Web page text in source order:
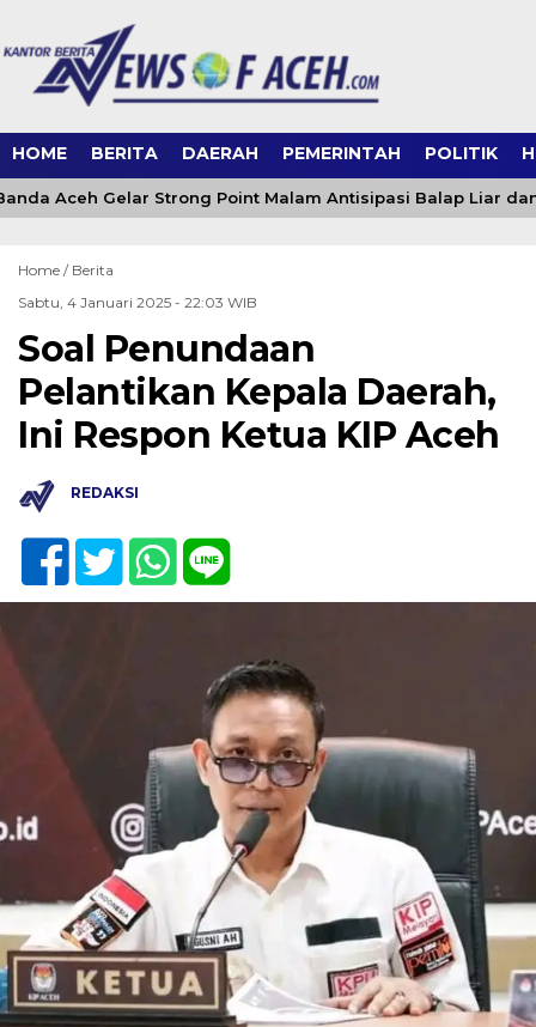
HOME BERITA DAERAH PEMERINTAH POLITIK
Aceh Gelar Strong Point Malam Antisipasi Balap Liar
Home / Berita
Sabtu, 4 Januari 2025 - 22:03 WIB
Soal Penundaan
Pelantikan Kepala Daerah,
Ini Respon Ketua KIP Aceh
REDAKSI